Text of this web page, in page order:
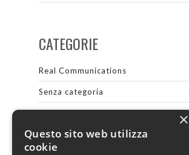
CATEGORIE
Real Communications
Senza categoria
META
×
Questo sito web utilizza
cookie